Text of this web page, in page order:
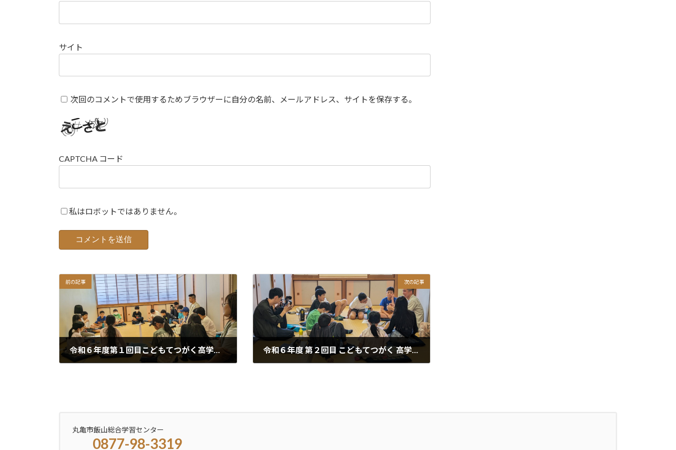
サイト
次回のコメントで使用するためブラウザーに自分の名前、メールアドレス、サイトを保存する。
CAPTCHA コード
私はロボットではありません。
前の記事
令和６年度第１回目こどもてつがく高学年 動画
次の記事
令和６年度 第２回目 こどもてつがく 高学年 動画 もし名前が違ったら？ 名前があなたをあなたにする？
丸亀市飯山総合学習センター
0877-98-3319